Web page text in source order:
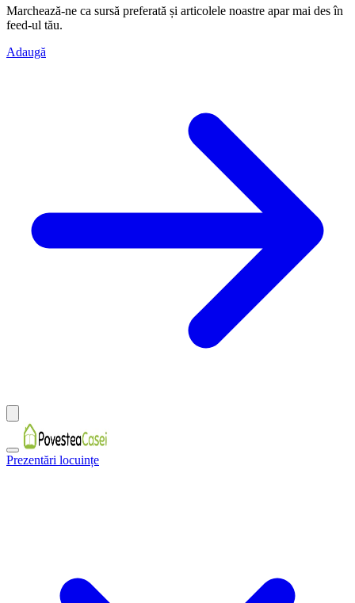
Marchează-ne ca sursă preferată și articolele noastre apar mai des în
feed-ul tău.
Adaugă
Prezentări locuințe